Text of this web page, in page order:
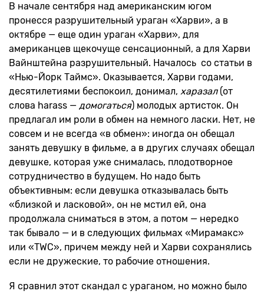
В начале сентября над американским югом
пронесся разрушительный ураган «Харви», а в
октябре — еще один ураган «Харви», для
американцев щекочуще сенсационный, а для Харви
Вайнштейна разрушительный. Началось со статьи в
«Нью-Йорк Таймс». Оказывается, Харви годами,
десятилетиями беспокоил, донимал, харазал(от
слова harass — домогаться) молодых артисток. Он
предлагал им роли в обмен на немного ласки. Нет, не
совсем и не всегда «в обмен»: иногда он обещал
занять девушку в фильме, а в других случаях обещал
девушке, которая уже снималась, плодотворное
сотрудничество в будущем. Но надо быть
объективным: если девушка отказывалась быть
«близкой и ласковой», он не мстил ей, она
продолжала сниматься в этом, а потом — нередко
так бывало — и в следующих фильмах «Мирамакс»
или «TWC», причем между ней и Харви сохранялись
если не дружеские, то рабочие отношения.
Я сравнил этот скандал с ураганом, но можно было